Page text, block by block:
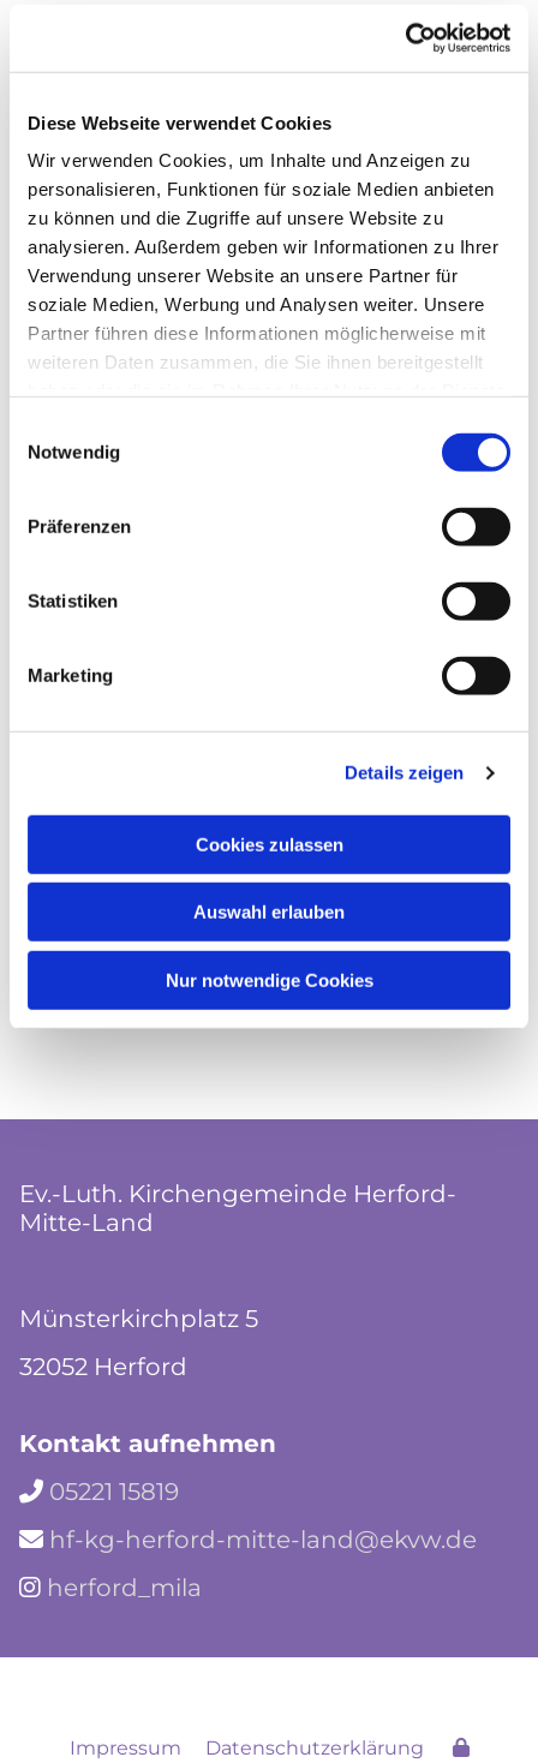
Diese Webseite verwendet Cookies
Wir verwenden Cookies, um Inhalte und Anzeigen zu
personalisieren, Funktionen für soziale Medien anbieten
zu können und die Zugriffe auf unsere Website zu
analysieren. Außerdem geben wir Informationen zu Ihrer
Verwendung unserer Website an unsere Partner für
soziale Medien, Werbung und Analysen weiter. Unsere
Partner führen diese Informationen möglicherweise mit
weiteren Daten zusammen, die Sie ihnen bereitgestellt
Notwendig
Präferenzen
Statistiken
Marketing
Details zeigen
Cookies zulassen
Auswahl erlauben
Nur notwendige Cookies
Dies könnte Sie auch
Ev.-Luth. Kirchengemeinde Herford-
Mitte-Land
Münsterkirchplatz 5
32052 Herford
Kontakt aufnehmen
 05221 15819
 hf-kg-herford-mitte-land@ekvw.de
 herford_mila
Impressum Datenschutzerklärung